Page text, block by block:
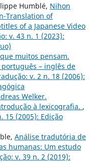
Humblé, Nihon
Translation of
of a Japanese Video
v. 43 n. 1 (2023):
muitos pensam.
– inglês de
v. 2 n. 18 (2006):
Welker.
à lexicografia. ,
15 (2005): Edição
Análise tradutória de
humanas: Um estudo
v. 39 n. 2 (2019):